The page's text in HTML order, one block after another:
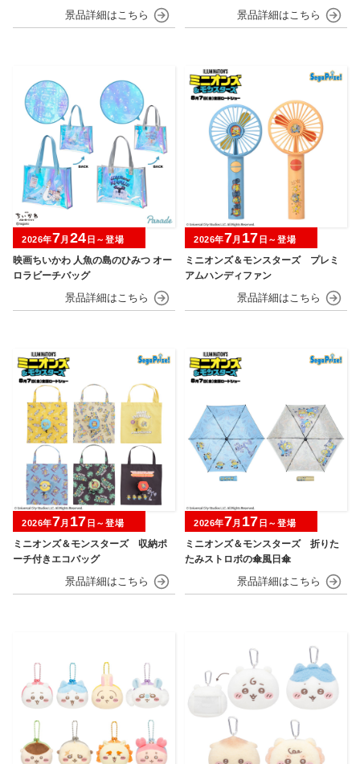
映画ちいかわ 人魚の島のひみつ オー
ロラビーチバッグ
2026年7月 24 日～登場
ミニオンズ＆モンスターズ プレミ
アムハンディファン
2026年7月 17 日～登場
ミニオンズ＆モンスターズ 収納ポ
ーチ付きエコバッグ
2026年7月 17 日～登場
ミニオンズ＆モンスターズ 折りた
たみストロボの傘風日傘
2026年7月 17 日～登場